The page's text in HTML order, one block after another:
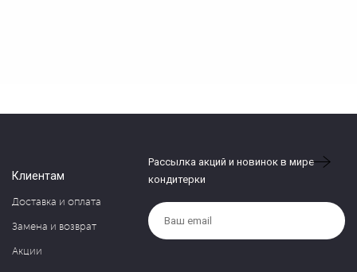
Клиентам
Доставка и оплата
Замена и возврат
Акции
Рассылка акций и новинок в мире
кондитерки